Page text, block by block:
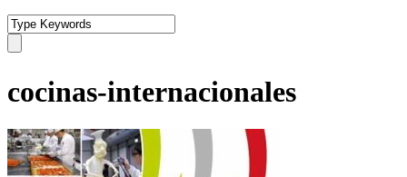
cocinas-internacionales